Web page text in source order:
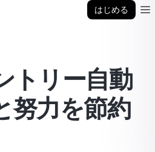
はじめる
トリー自動
努力を節約